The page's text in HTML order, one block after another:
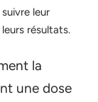
leur
résultats.
la
une dose